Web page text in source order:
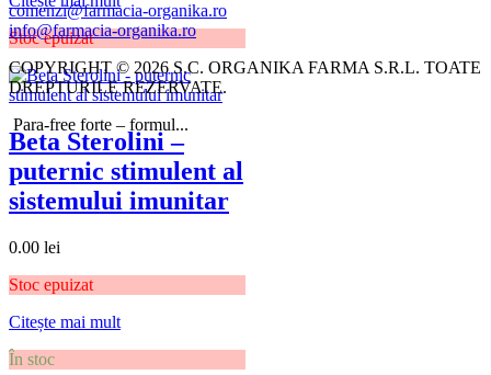
Stoc epuizat
Beta Sterolini –
puternic stimulent al
sistemului imunitar
0.00 lei
Stoc epuizat
Citește mai mult
În stoc
comenzi@farmacia-organika.ro
info@farmacia-organika.ro
COPYRIGHT © 2026 S.C. ORGANIKA FARMA S.R.L. TOATE
DREPTURILE REZERVATE.
Para-free forte – formul...